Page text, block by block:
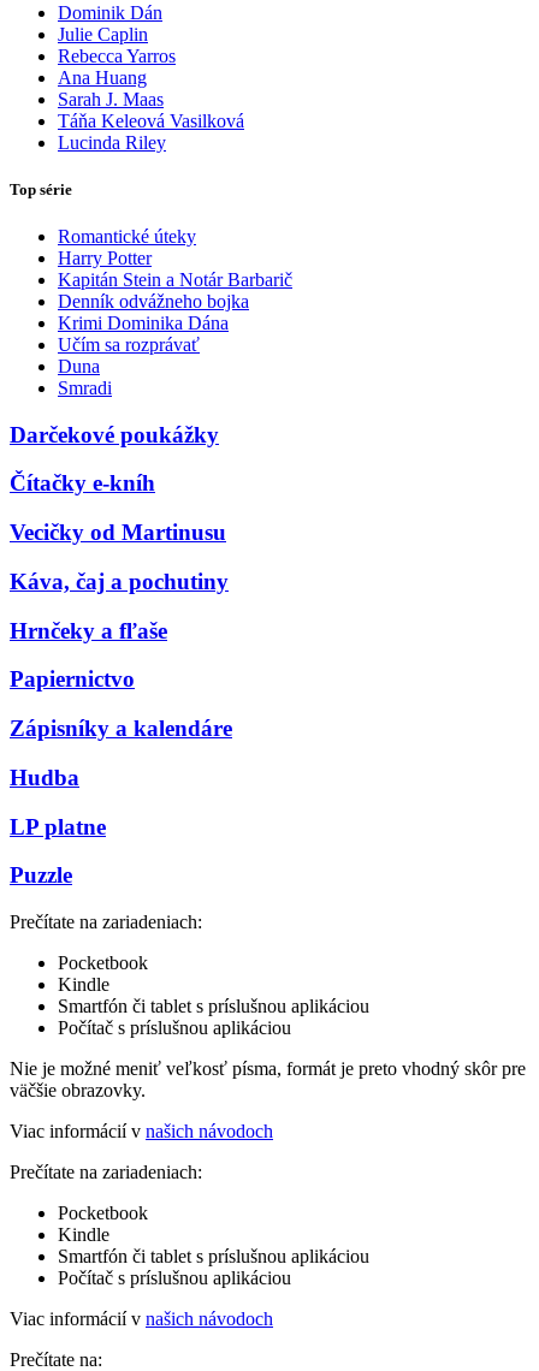
Dominik Dán
Julie Caplin
Rebecca Yarros
Ana Huang
Sarah J. Maas
Táňa Keleová Vasilková
Lucinda Riley
Top série
Romantické úteky
Harry Potter
Kapitán Stein a Notár Barbarič
Denník odvážneho bojka
Krimi Dominika Dána
Učím sa rozprávať
Duna
Smradi
Darčekové poukážky
Čítačky e-kníh
Vecičky od Martinusu
Káva, čaj a pochutiny
Hrnčeky a fľaše
Papiernictvo
Zápisníky a kalendáre
Hudba
LP platne
Puzzle
Prečítate na zariadeniach:
Pocketbook
Kindle
Smartfón či tablet s príslušnou aplikáciou
Počítač s príslušnou aplikáciou
Nie je možné meniť veľkosť písma, formát je preto vhodný skôr pre
väčšie obrazovky.
Viac informácií v našich návodoch
Prečítate na zariadeniach:
Pocketbook
Kindle
Smartfón či tablet s príslušnou aplikáciou
Počítač s príslušnou aplikáciou
Viac informácií v našich návodoch
Prečítate na: